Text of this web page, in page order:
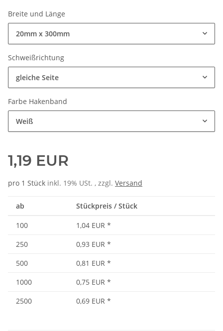
Breite und Länge
20mm x 300mm
Schweißrichtung
gleiche Seite
Farbe Hakenband
Weiß
1,19 EUR
pro 1 Stück inkl. 19% USt. , zzgl. Versand
ab Stückpreis / Stück
100 1,04 EUR *
250
0,93 EUR *
500
0,81 EUR *
1000
0,75 EUR *
2500
0,69 EUR *